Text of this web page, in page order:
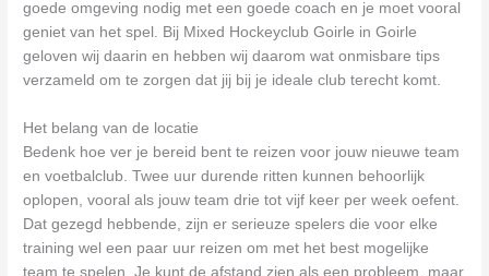
goede omgeving nodig met een goede coach en je moet vooral
geniet van het spel. Bij Mixed Hockeyclub Goirle in Goirle
geloven wij daarin en hebben wij daarom wat onmisbare tips
verzameld om te zorgen dat jij bij je ideale club terecht komt.
Het belang van de locatie
Bedenk hoe ver je bereid bent te reizen voor jouw nieuwe team
en voetbalclub. Twee uur durende ritten kunnen behoorlijk
oplopen, vooral als jouw team drie tot vijf keer per week oefent.
Dat gezegd hebbende, zijn er serieuze spelers die voor elke
training wel een paar uur reizen om met het best mogelijke
team te spelen. Je kunt de afstand zien als een probleem, maar